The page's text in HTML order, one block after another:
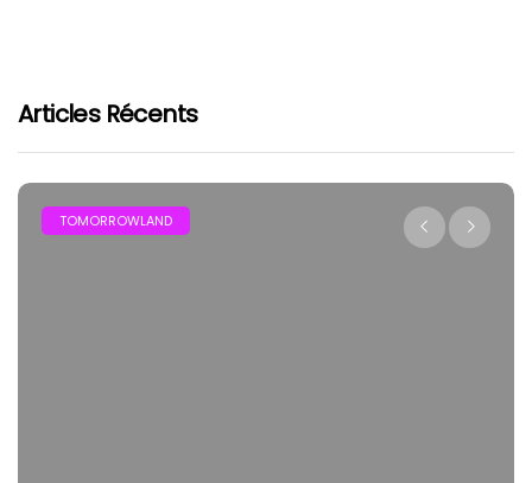
Articles Récents
TOMORROWLAND